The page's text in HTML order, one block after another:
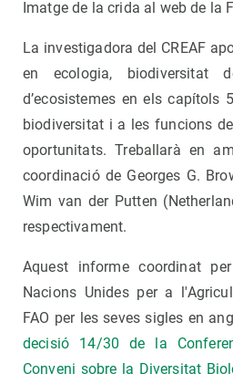
Imatge de la crida al web de la
La investigadora del CREAF
en ecologia, biodiversitat
d’ecosistemes en els capítols
biodiversitat i a les funcions
oportunitats. Treballarà en
coordinació de Georges G.
Wim van der Putten
respectivament.
Aquest informe coordinat
Nacions Unides per a
FAO per les seves sigles en
decisió 14/30 de la
Conveni sobre la Diversitat